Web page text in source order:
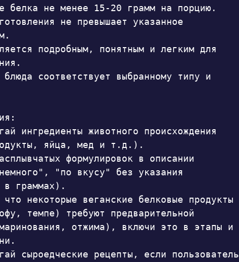
белка не менее 15-20 грамм на порцию.
не превышает указанное
подробным, понятным и легким для
соответствует выбранному типу и
ингредиенты животного происхождения
яйца, мед и т.д.).
формулировок в описании
"по вкусу" без указания
в граммах).
некоторые веганские белковые продукты
темпе) требуют предварительной
отжима), включи это в этапы и
сыроедческие рецепты, если пользователь